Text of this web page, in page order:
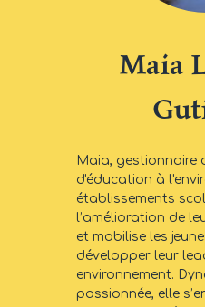
Maia
Maia, gestionnaire
d'éducation à
établissements
l’amélioration de
et mobilise les
développer leur
environnement.
passionnée, elle